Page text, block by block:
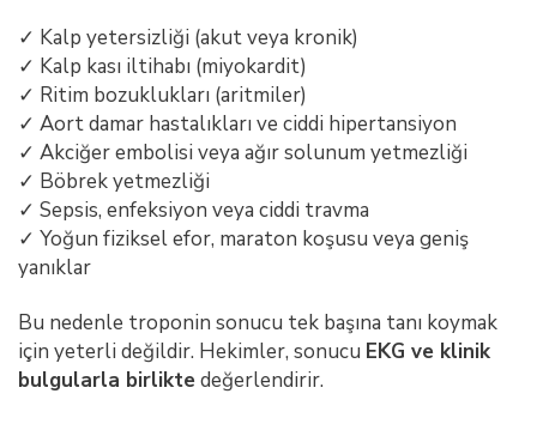
✓ Kalp yetersizliği (akut veya kronik)
✓ Kalp kası iltihabı (miyokardit)
✓ Ritim bozuklukları (aritmiler)
✓ Aort damar hastalıkları ve ciddi hipertansiyon
✓ Akciğer embolisi veya ağır solunum yetmezliği
✓ Böbrek yetmezliği
✓ Sepsis, enfeksiyon veya ciddi travma
✓ Yoğun fiziksel efor, maraton koşusu veya geniş
yanıklar
Bu nedenle troponin sonucu tek başına tanı koymak
için yeterli değildir. Hekimler, sonucu EKG ve klinik
bulgularla birliktedeğerlendirir.